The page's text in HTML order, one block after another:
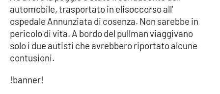
Ambiente
Cronaca
Cultura
automobile, trasportato in elisoccorso all'
ospedale Annunziata di cosenza. Non sarebbe in
pericolo di vita. A bordo del pullman viaggivano
solo i due autisti che avrebbero riportato alcune
contusioni.
!banner!